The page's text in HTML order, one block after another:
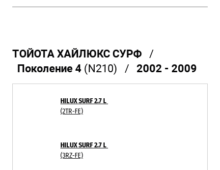
ТОЙОТА ХАЙЛЮКС СУРФ /
Поколение 4 (N210) / 2002 - 2009
HILUX SURF 2.7 L
(2TR-FE)
HILUX SURF 2.7 L
(3RZ-FE)